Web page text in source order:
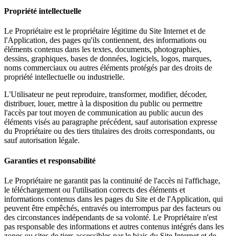
Propriété intellectuelle
Le Propriétaire est le propriétaire légitime du Site Internet et de
l'Application, des pages qu'ils contiennent, des informations ou
éléments contenus dans les textes, documents, photographies,
dessins, graphiques, bases de données, logiciels, logos, marques,
noms commerciaux ou autres éléments protégés par des droits de
propriété intellectuelle ou industrielle.
L'Utilisateur ne peut reproduire, transformer, modifier, décoder,
distribuer, louer, mettre à la disposition du public ou permettre
l'accès par tout moyen de communication au public aucun des
éléments visés au paragraphe précédent, sauf autorisation expresse
du Propriétaire ou des tiers titulaires des droits correspondants, ou
sauf autorisation légale.
Garanties et responsabilité
Le Propriétaire ne garantit pas la continuité de l'accès ni l'affichage,
le téléchargement ou l'utilisation corrects des éléments et
informations contenus dans les pages du Site et de l'Application, qui
peuvent être empêchés, entravés ou interrompus par des facteurs ou
des circonstances indépendants de sa volonté. Le Propriétaire n'est
pas responsable des informations et autres contenus intégrés dans les